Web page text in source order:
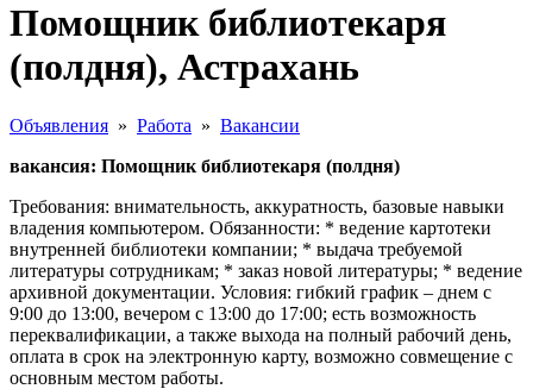
Помощник библиотекаря
(полдня), Астрахань
Объявления » Работа » Вакансии
вакансия: Помощник библиотекаря (полдня)
Требования: внимательность, аккуратность, базовые навыки
владения компьютером. Обязанности: * ведение картотеки
внутренней библиотеки компании; * выдача требуемой
литературы сотрудникам; * заказ новой литературы; * ведение
архивной документации. Условия: гибкий график – днем с
9:00 до 13:00, вечером с 13:00 до 17:00; есть возможность
переквалификации, а также выхода на полный рабочий день,
оплата в срок на электронную карту, возможно совмещение с
основным местом работы.